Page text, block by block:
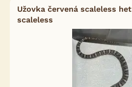
Užovka červená scaleless het
scaleless